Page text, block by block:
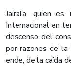
Jairala, quien es
Internacional en
descenso del
por razones de la
ende, de la caída